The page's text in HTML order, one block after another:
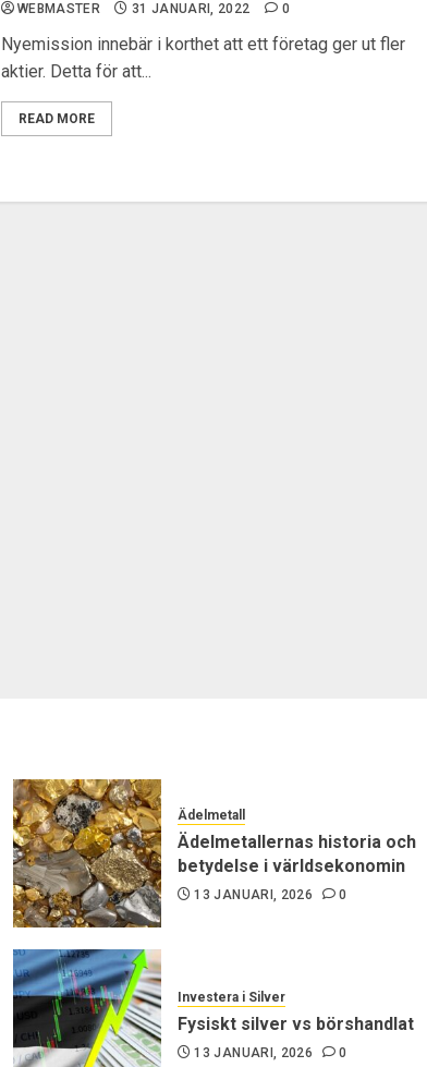
WEBMASTER 31 JANUARI, 2022 0
Nyemission innebär i korthet att ett företag ger ut fler
aktier. Detta för att...
READ MORE
Ädelmetall
Ädelmetallernas historia och
betydelse i världsekonomin
13 JANUARI, 2026 0
Investera i Silver
Fysiskt silver vs börshandlat
13 JANUARI, 2026 0